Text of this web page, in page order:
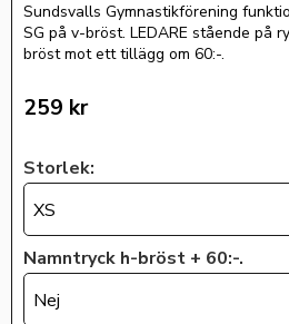
Sundsvalls Gymnastikförening
SG på v-bröst. LEDARE stående på
bröst mot ett tillägg om 60:-.
259 kr
Storlek:
XS
Namntryck h-bröst + 60:-.
Nej